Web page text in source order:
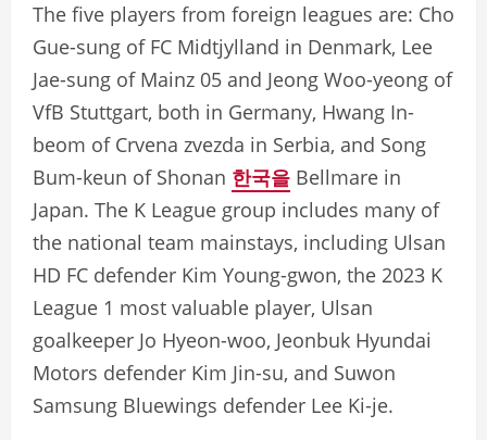
The five players from foreign leagues are: Cho
Gue-sung of FC Midtjylland in Denmark, Lee
Jae-sung of Mainz 05 and Jeong Woo-yeong of
VfB Stuttgart, both in Germany, Hwang In-
beom of Crvena zvezda in Serbia, and Song
Bum-keun of Shonan 한국을 Bellmare in
Japan. The K League group includes many of
the national team mainstays, including Ulsan
HD FC defender Kim Young-gwon, the 2023 K
League 1 most valuable player, Ulsan
goalkeeper Jo Hyeon-woo, Jeonbuk Hyundai
Motors defender Kim Jin-su, and Suwon
Samsung Bluewings defender Lee Ki-je.